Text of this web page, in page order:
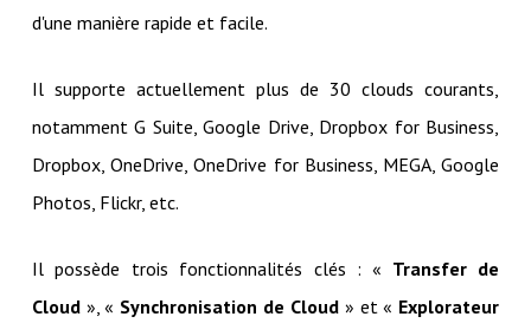
d'une manière rapide et facile.
Il supporte actuellement plus de 30 clouds courants,
notamment G Suite, Google Drive, Dropbox for Business,
Dropbox, OneDrive, OneDrive for Business, MEGA, Google
Photos, Flickr, etc.
Il possède trois fonctionnalités clés : « Transfer de
Cloud », « Synchronisation de Cloud» et « Explorateur